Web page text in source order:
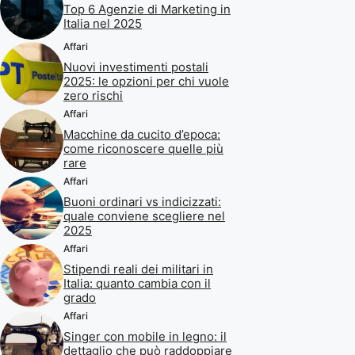
Top 6 Agenzie di Marketing in
Italia nel 2025
Affari
Nuovi investimenti postali
2025: le opzioni per chi vuole
zero rischi
Affari
Macchine da cucito d’epoca:
come riconoscere quelle più
rare
Affari
Buoni ordinari vs indicizzati:
quale conviene scegliere nel
2025
Affari
Stipendi reali dei militari in
Italia: quanto cambia con il
grado
Affari
Singer con mobile in legno: il
dettaglio che può raddoppiare